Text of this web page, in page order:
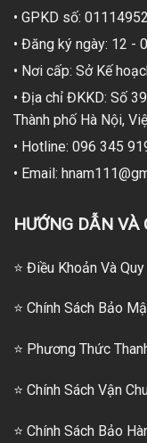
• GPKD số:
• Đăng ký ngày: 12 -
• Nơi cấp: Sở Kế
• Địa chỉ ĐKKD: Số
Thành phố Hà Nội,
• Hotline: 096 345
• Email:
HƯỚNG DẪN VÀ
⭐ Điều Khoản Và
⭐ Chính Sách Bảo
⭐ Phương Thức
⭐ Chính Sách Vận
⭐ Chính Sách Bảo